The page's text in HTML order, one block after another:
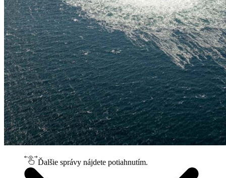
Ďalšie správy nájdete potiahnutím.